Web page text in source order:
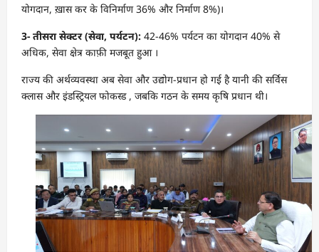
योगदान, ख़ास कर के विनिर्माण 36% और निर्माण 8%)।
3- तीसरा सेक्टर (सेवा, पर्यटन): 42-46% पर्यटन का योगदान 40% से
अधिक, सेवा क्षेत्र काफ़ी मजबूत हुआ ।
राज्य की अर्थव्यवस्था अब सेवा और उद्योग-प्रधान हो गई है यानी की सर्विस
क्लास और इंडस्ट्रियल फोकस्ड , जबकि गठन के समय कृषि प्रधान थी।